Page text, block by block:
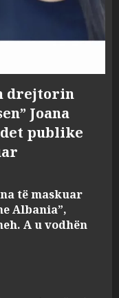
drejtorin
Joana
publike
të maskuar
Albania”,
A u vodhën